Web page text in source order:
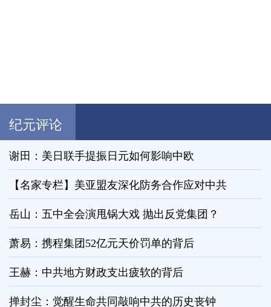
纪元评论
谢田：美日联手提振日元如何影响中欧
【名家专栏】美亚盟友深化防务合作应对中共
岳山：五中全会演甩锅大戏 抛出反党集团？
萧易：携程集团52亿元天价罚单的背后
王赫：中共地方财政支出疲软的背后
掸封尘：觉醒生命共同敲响中共的历史丧钟